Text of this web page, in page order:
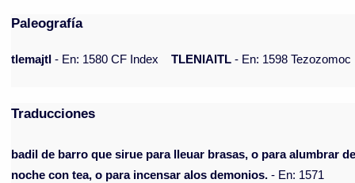
Paleografía
tlemajtl - En: 1580 CF Index TLENIAITL - En: 1598 Tezozomoc
Traducciones
badil de barro que sirue para lleuar brasas, o para alumbrar
noche con tea, o para incensar alos demonios. - En: 1571